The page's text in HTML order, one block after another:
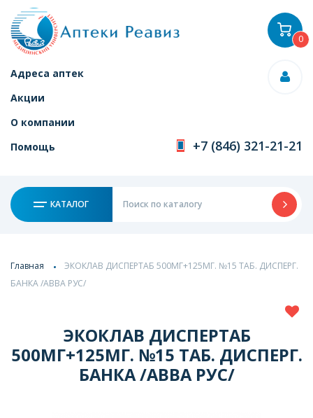
Адреса аптек
Акции
О компании
Помощь
+7 (846) 321-21-21
КАТАЛОГ
0
Главная
ЭКОКЛАВ ДИСПЕРТАБ 500МГ+125МГ. №15 ТАБ. ДИСПЕРГ.
БАНКА /АВВА РУС/
ЭКОКЛАВ ДИСПЕРТАБ
500МГ+125МГ. №15 ТАБ. ДИСПЕРГ.
БАНКА /АВВА РУС/